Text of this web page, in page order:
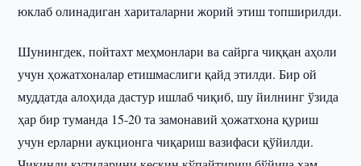
юклаб олинадиган хариталарни жорий этиш топширилди.
Шунингдек, пойтахт меҳмонлари ва сайрга чиққан аҳоли
учун ҳожатхоналар етишмаслиги қайд этилди. Бир ой
муддатда алоҳида дастур ишлаб чиқиб, шу йилнинг ўзида
ҳар бир туманда 15-20 та замонавий ҳожатхона қуриш
учун ерларни аукционга чиқариш вазифаси қўйилди.